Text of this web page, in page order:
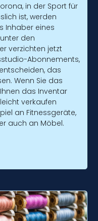
in der Sport für
ist, werden
Inhaber eines
den
verzichten jetzt
Abonnements,
das
Wenn Sie das
das Inventar
verkaufen
an Fitnessgeräte,
auch an Möbel.